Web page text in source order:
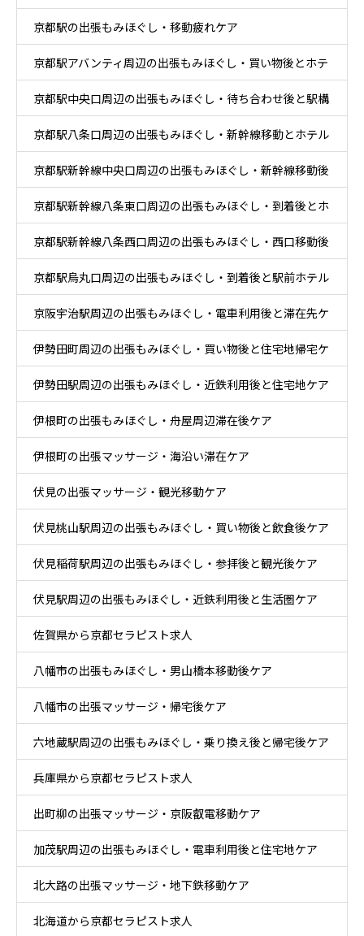
ア
京都駅の出張もみほぐし・移動疲れケア
京都駅アバンティ周辺の出張もみほぐし・買い物後とホテ
ル休息ケア
京都駅中央口周辺の出張もみほぐし・待ち合わせ後と駅構
内移動ケア
京都駅八条口周辺の出張もみほぐし・新幹線移動とホテル
滞在ケア
京都駅新幹線中央口周辺の出張もみほぐし・新幹線移動後
と乗換ケア
京都駅新幹線八条東口周辺の出張もみほぐし・到着後とホ
テル休息ケア
京都駅新幹線八条西口周辺の出張もみほぐし・西口移動後
とホテル休息ケア
京都駅烏丸口周辺の出張もみほぐし・到着後と駅前ホテル
ケア
京阪宇治駅周辺の出張もみほぐし・電車利用後と滞在先ケ
ア
伊勢田町周辺の出張もみほぐし・買い物後と住宅地帰宅ケ
ア
伊勢田駅周辺の出張もみほぐし・近鉄利用後と住宅地ケア
伊根町の出張もみほぐし・舟屋周辺滞在後ケア
伊根町の出張マッサージ・海沿い滞在ケア
伏見の出張マッサージ・観光移動ケア
伏見桃山駅周辺の出張もみほぐし・買い物後と飲食後ケア
伏見稲荷駅周辺の出張もみほぐし・参拝後と観光後ケア
伏見駅周辺の出張もみほぐし・近鉄利用後と生活圏ケア
佐賀県から京都セラピスト求人
八幡市の出張もみほぐし・男山橋本移動後ケア
八幡市の出張マッサージ・帰宅後ケア
六地蔵駅周辺の出張もみほぐし・乗り換え後と帰宅後ケア
兵庫県から京都セラピスト求人
出町柳の出張マッサージ・京阪叡電移動ケア
加茂駅周辺の出張もみほぐし・電車利用後と住宅地ケア
北大路の出張マッサージ・地下鉄移動ケア
北海道から京都セラピスト求人